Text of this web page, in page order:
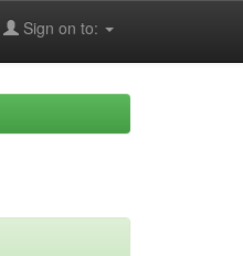
Sign on to: